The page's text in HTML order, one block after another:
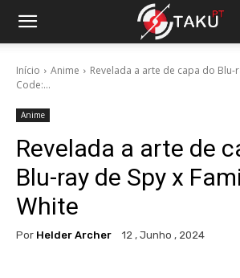
Início Anime
Revelada a arte de capa do Blu-
Code:...
Anime
Revelada a arte de
Blu-ray de Spy x
White
Por Helder Archer 12 , Junho , 2024